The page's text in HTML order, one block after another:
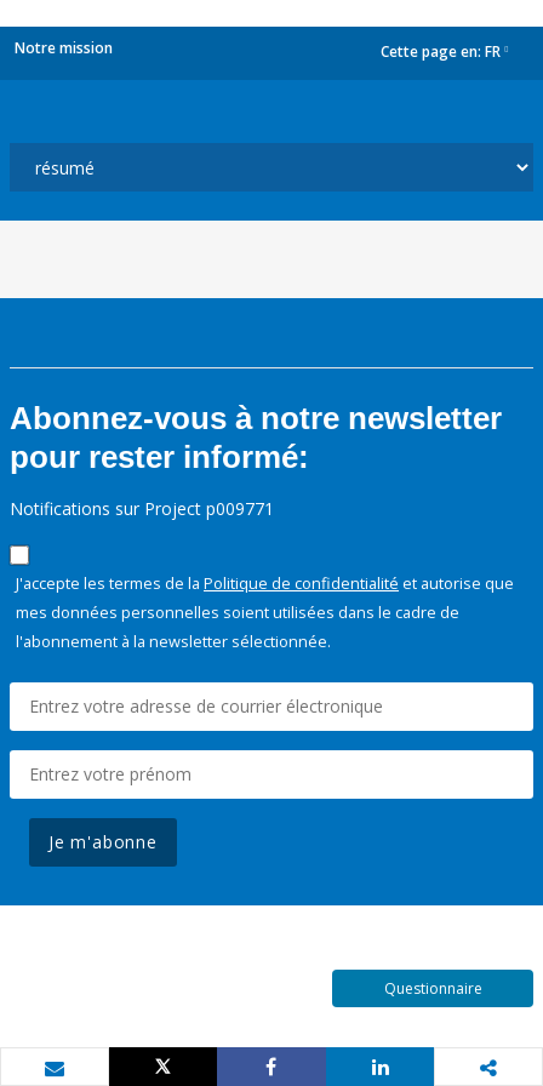
Notre mission Cette page en: FR
Abonnez-vous à notre newsletter
pour rester informé:
Notifications sur Project p009771
J'accepte les termes de la Politique de confidentialité et autorise que
mes données personnelles soient utilisées dans le cadre de
l'abonnement à la newsletter sélectionnée.
Je m'abonne
Questionnaire